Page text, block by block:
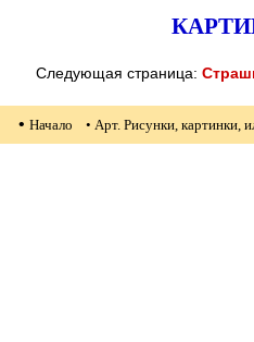
Следующая страница:
• Начало • Арт. Рисунки, картинки,